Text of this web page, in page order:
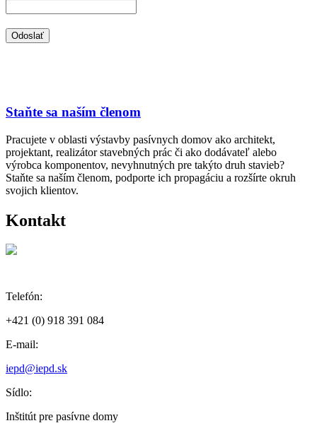
Staňte sa naším členom
Pracujete v oblasti výstavby pasívnych domov ako architekt,
projektant, realizátor stavebných prác či ako dodávateľ alebo
výrobca komponentov, nevyhnutných pre takýto druh stavieb?
Staňte sa naším členom, podporte ich propagáciu a rozšírte okruh
svojich klientov.
Kontakt
Telefón:
+421 (0) 918 391 084
E-mail:
iepd@iepd.sk
Sídlo:
Inštitút pre pasívne domy